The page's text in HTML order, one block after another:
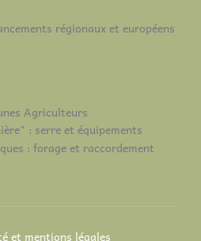
régionaux et européens
Agriculteurs
: serre et équipements
: forage et raccordement
et mentions légales